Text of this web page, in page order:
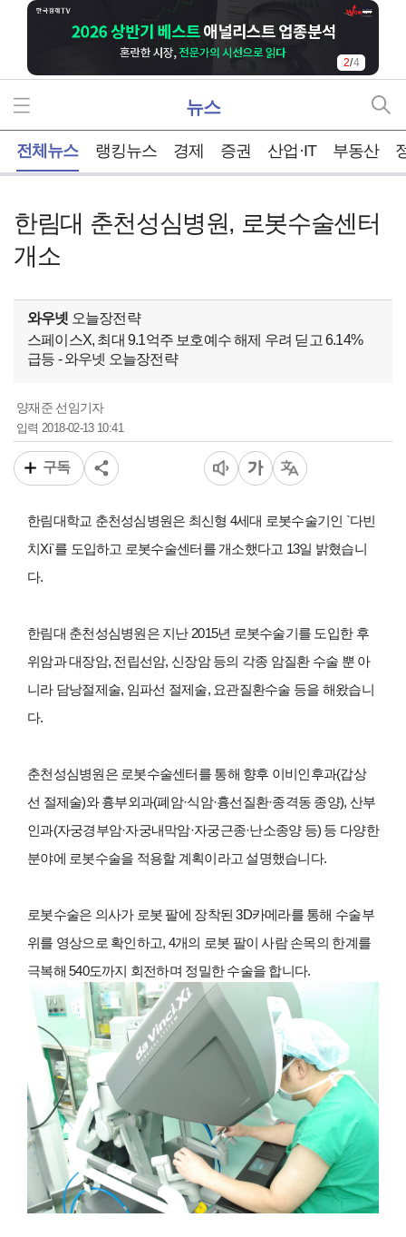
2/4
뉴스
전체뉴스 랭킹뉴스 경제 증권 산업·IT 부동산
한림대 춘천성심병원, 로봇수술센터
개소
와우넷 오늘장전략
스페이스X, 최대 9.1억주 보호예수 해제 우려 딛고 6.14%
급등 - 와우넷 오늘장전략
양재준 선임기자
입력 2018-02-13 10:41
구독
한림대학교 춘천성심병원은 최신형 4세대 로봇수술기인 `다빈
치Xi`를 도입하고 로봇수술센터를 개소했다고 13일 밝혔습니
다.
한림대 춘천성심병원은 지난 2015년 로봇수술기를 도입한 후
위암과 대장암, 전립선암, 신장암 등의 각종 암질환 수술 뿐 아
니라 담낭절제술, 임파선 절제술, 요관질환수술 등을 해왔습니
다.
춘천성심병원은 로봇수술센터를 통해 향후 이비인후과(갑상
선 절제술)와 흉부외과(폐암·식암·흉선질환·종격동 종양), 산부
인과(자궁경부암·자궁내막암·자궁근종·난소종양 등) 등 다양한
분야에 로봇수술을 적용할 계획이라고 설명했습니다.
로봇수술은 의사가 로봇 팔에 장착된 3D카메라를 통해 수술부
위를 영상으로 확인하고, 4개의 로봇 팔이 사람 손목의 한계를
극복해 540도까지 회전하며 정밀한 수술을 합니다.